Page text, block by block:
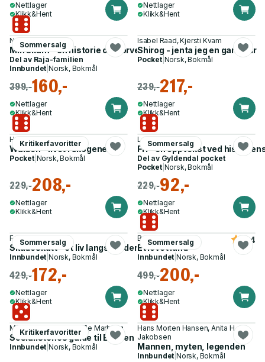
Nettlager
Klikk&Hent
Nettlager
Klikk&Hent
Sommersalg
Nadia Ansar
Min skam - en historie om forventninger og løsrivelse
Del av Raja-familien
Innbundet |Norsk, Bokmål
399,-160,-
Nettlager
Klikk&Hent
Isabel Raad, Kjersti Kvam
Shirog - jenta jeg en gang var
Pocket| Norsk, Bokmål
239,-217,-
Nettlager
Klikk&Hent
Kritikerfavoritter
Henry David Thoreau
Walden - livet i skogene
Pocket| Norsk, Bokmål
229,-208,-
Nettlager
Klikk&Hent
Sommersalg
Lea Ypi
Fri - en oppvekst ved
Del av Gyldendal pocket
Pocket| Norsk, Bokmål
229,-92,-
Nettlager
Klikk&Hent
Sommersalg
Fredrik Græsvik
Skadeskutt - et liv langs verdens frontlinjer
Innbundet |Norsk, Bokmål
429,-172,-
Nettlager
Klikk&Hent
Sommersalg
Barack Obama
Et lovet land
4.4
Innbundet |Norsk, Bokmål
499,-200,-
Nettlager
Klikk&Hent
Kritikerfavoritter
Mímir Kristjánsson, Sofie Marhaug
Sosialistenes guide til Bibelen
Innbundet |Norsk, Bokmål
Hans Morten Hansen, Anita H.
Jakobsen
Mannen, myten, legenden
Innbundet |Norsk, Bokmål